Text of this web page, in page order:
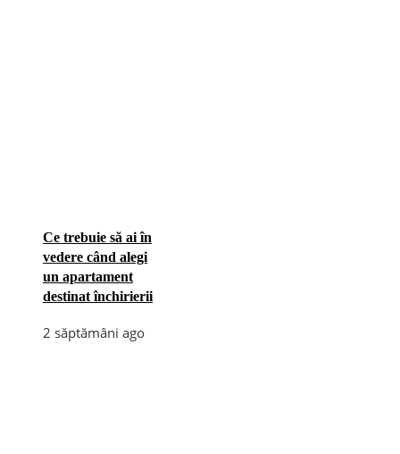
Ce trebuie să ai în
vedere când alegi
un apartament
destinat închirierii
2 săptămâni ago